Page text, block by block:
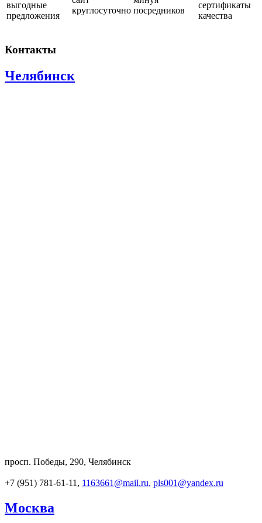
выгодные
предложения
круглосуточно посредников
сертификаты
качества
Контакты
Челябинск
просп. Победы, 290, Челябинск
+7 (951) 781-61-11, 1163661@mail.ru, pls001@yandex.ru
Москва